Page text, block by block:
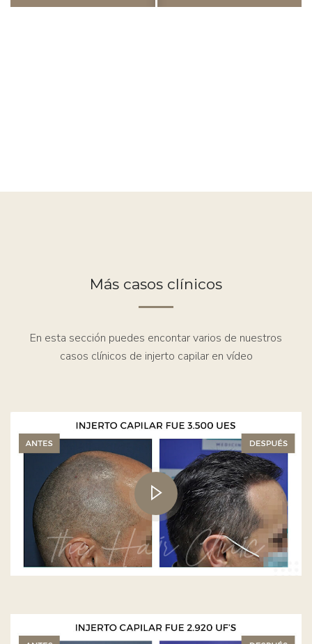
Más casos clínicos
En esta sección puedes encontar varios de nuestros
casos clínicos de injerto capilar en vídeo